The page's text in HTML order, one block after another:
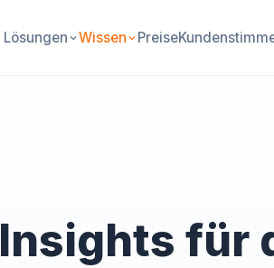
Lösungen Wissen Preise
Insights für